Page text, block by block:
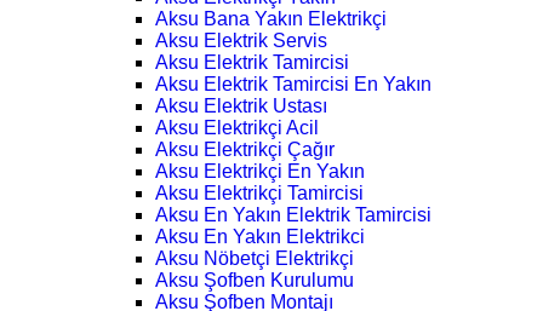
Aksu Bana Yakın Elektrikçi
Aksu Elektrik Servis
Aksu Elektrik Tamircisi
Aksu Elektrik Tamircisi En Yakın
Aksu Elektrik Ustası
Aksu Elektrikçi Acil
Aksu Elektrikçi Çağır
Aksu Elektrikçi En Yakın
Aksu Elektrikçi Tamircisi
Aksu En Yakın Elektrik Tamircisi
Aksu En Yakın Elektrikci
Aksu Nöbetçi Elektrikçi
Aksu Şofben Kurulumu
Aksu Şofben Montajı